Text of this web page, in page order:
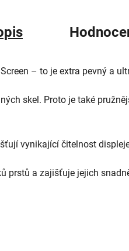
– to je extra pevný a
skel. Proto je také
vynikající čitelnost
prstů a zajišťuje jejich